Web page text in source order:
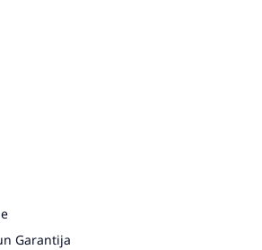
Garantija